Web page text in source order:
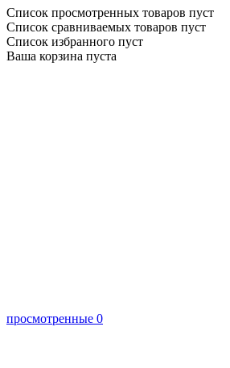
Список просмотренных товаров пуст
Список сравниваемых товаров пуст
Список избранного пуст
Ваша корзина пуста
просмотренные 0